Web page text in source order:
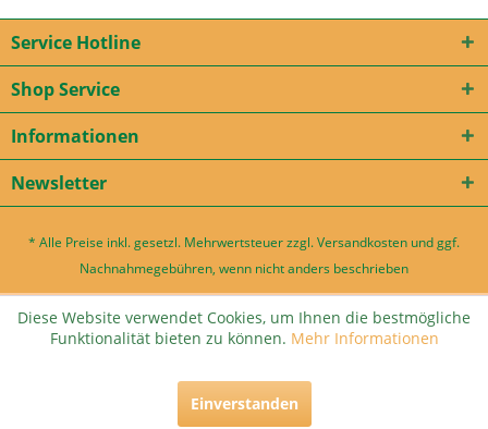
Service Hotline
Shop Service
Informationen
Newsletter
* Alle Preise inkl. gesetzl. Mehrwertsteuer zzgl.Versandkosten und ggf.
Nachnahmegebühren, wenn nicht anders beschrieben
Diese Website verwendet Cookies, um Ihnen die bestmögliche
Funktionalität bieten zu können. Mehr Informationen
Einverstanden